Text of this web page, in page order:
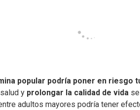
popular podría poner en riesgo
y prolongar la calidad de vida
adultos mayores podría tener